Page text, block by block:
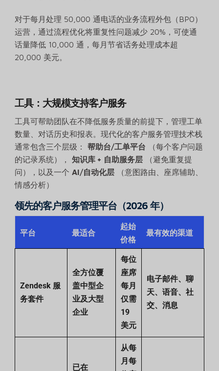
对于每月处理 50,000 通电话的业务流程外包（BPO）
运营，通过流程优化将重复性问题减少 20%，可使通
话量降低 10,000 通，每月节省话务处理成本超
20,000 美元。
工具：大规模支持客户服务
工具可帮助团队在不降低服务质量的前提下，管理工单
数量、对话历史和报表。现代化的客户服务管理技术栈
通常包含三个层级： 帮助台/工单平台 （每个客户问题
的记录系统）， 知识库 + 自助服务层 （避免重复提
问），以及一个 AI/自动化层 （意图路由、座席辅助、
情感分析）
领先的客户服务管理平台（2026 年）
平台 最适合
起始
价格
最有效的渠道
Zendesk 服
务套件
全方位覆
盖中型企
业及大型
企业
每位
座席
每月
仅需
19
美元
电子邮件、聊
天、语音、社
交、消息
已在
从每
月每